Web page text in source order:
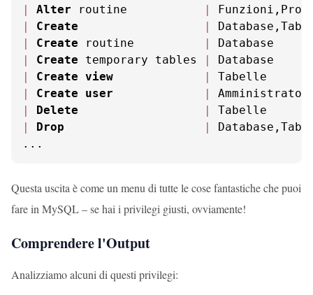
|
Alter routine |
|
Create |
|
Create routine |
|
Create temporary tables |
|
Create view |
|
Create user |
|
Delete |
|
Drop |
...
Questa uscita è come un menu di tutte le cose fantastiche che puoi
fare in MySQL – se hai i privilegi giusti, ovviamente!
Comprendere l'Output
Analizziamo alcuni di questi privilegi: